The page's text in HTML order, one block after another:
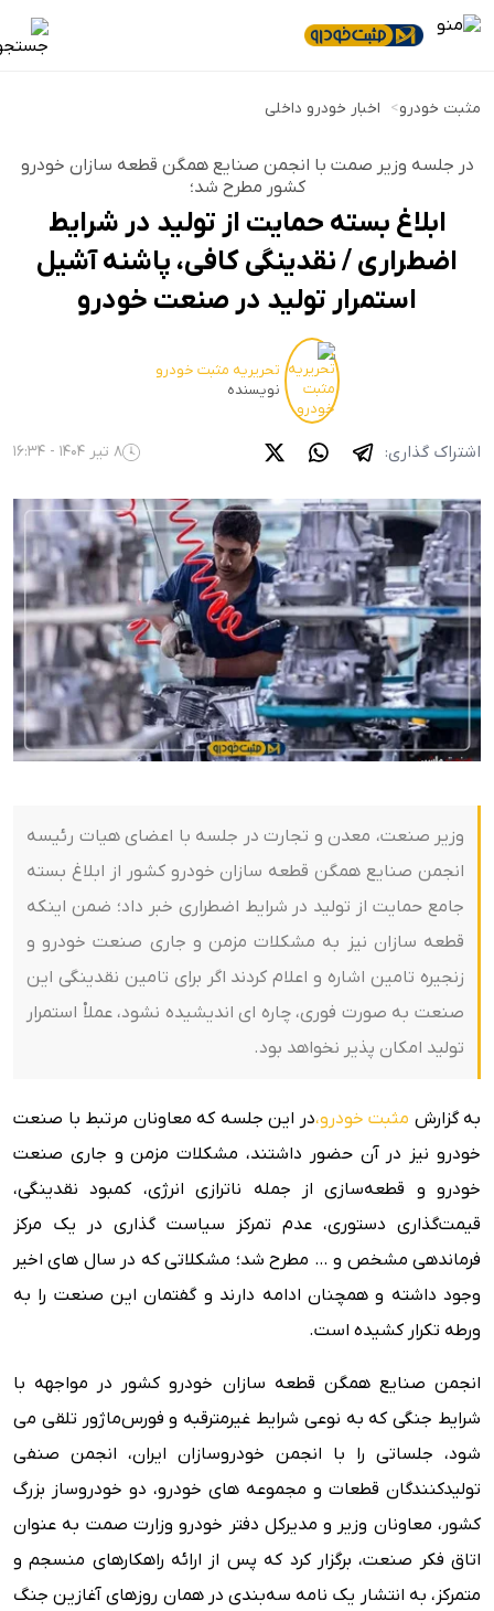
مثبت خودرو> اخبار خودرو داخلی
در جلسه وزیر صمت با انجمن صنایع همگن قطعه سازان خودرو
کشور مطرح شد؛
ابلاغ بسته حمایت از تولید در شرایط
اضطراری / نقدینگی کافی، پاشنه آشیل
استمرار تولید در صنعت خودرو
تحریریه مثبت خودرو
نویسنده
اشتراک گذاری: 8 تیر 1404 - 16:34
وزیر صنعت، معدن و تجارت در جلسه با اعضای هیات رئیسه
انجمن صنایع همگن قطعه سازان خودرو کشور از ابلاغ بسته
جامع حمایت از تولید در شرایط اضطراری خبر داد؛ ضمن اینکه
قطعه سازان نیز به مشکلات مزمن و جاری صنعت خودرو و
زنجیره تامین اشاره و اعلام کردند اگر برای تامین نقدینگی این
صنعت به صورت فوری، چاره ای اندیشیده نشود، عملاْ استمرار
تولید امکان پذیر نخواهد بود.
به گزارش مثبت خودرو،در این جلسه که معاونان مرتبط با صنعت
خودرو نیز در آن حضور داشتند، مشکلات مزمن و جاری‌ صنعت
خودرو و قطعه‌سازی از جمله ناترازی انرژی، کمبود نقدینگی،
قیمت‌گذاری دستوری، عدم تمرکز سیاست‌ گذاری در یک مرکز
فرماندهی مشخص و … مطرح شد؛ مشکلاتی که در سال های اخیر
وجود داشته و همچنان ادامه دارند و گفتمان این صنعت را به
ورطه تکرار کشیده است.
انجمن صنایع همگن قطعه سازان خودرو کشور در مواجهه با
شرایط جنگی که به نوعی شرایط غیرمترقبه و فورس‌ماژور تلقی می
شود، جلساتی را با انجمن خودروسازان ایران، انجمن صنفی
تولیدکنندگان قطعات و مجموعه های خودرو، دو خودروساز بزرگ
کشور، معاونان وزیر و مدیرکل دفتر خودرو وزارت صمت به عنوان
اتاق فکر صنعت، برگزار کرد که پس از ارائه راهکارهای منسجم و
متمرکز، به انتشار یک نامه سه‌بندی در همان روزهای آغازین جنگ